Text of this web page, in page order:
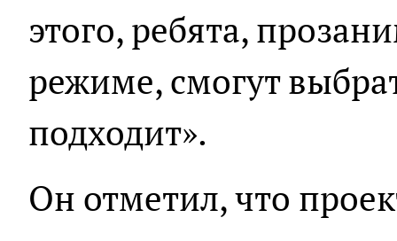
этого, ребята,
режиме, смогут
подходит».
Он отметил, что